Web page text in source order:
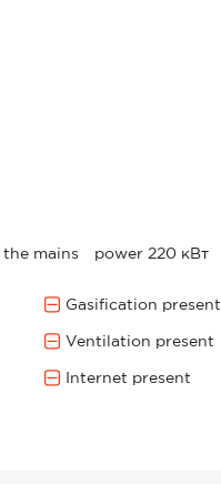
mains power 220 кВт
Gasification present
Ventilation present
Internet present